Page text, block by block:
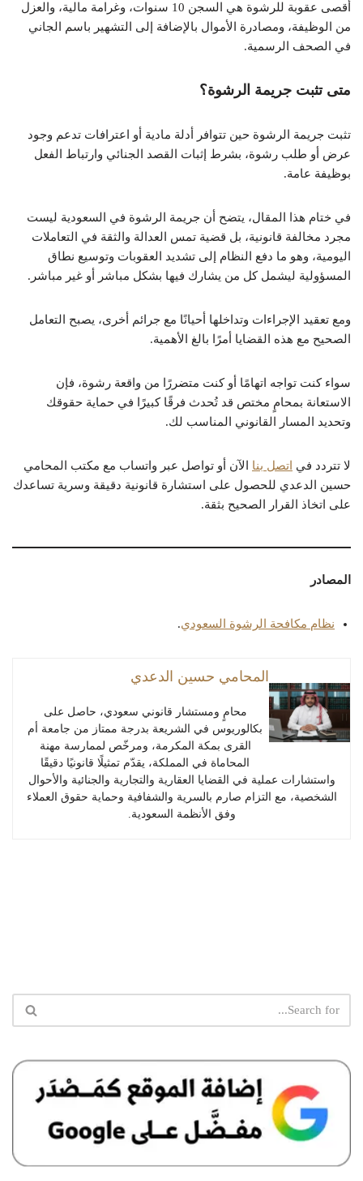
أقصى عقوبة للرشوة هي السجن 10 سنوات، وغرامة مالية، والعزل
من الوظيفة، ومصادرة الأموال بالإضافة إلى التشهير باسم الجاني
في الصحف الرسمية.
متى تثبت جريمة الرشوة؟
تثبت جريمة الرشوة حين تتوافر أدلة مادية أو اعترافات تدعم وجود
عرض أو طلب رشوة، بشرط إثبات القصد الجنائي وارتباط الفعل
بوظيفة عامة.
في ختام هذا المقال، يتضح أن جريمة الرشوة في السعودية ليست
مجرد مخالفة قانونية، بل قضية تمس العدالة والثقة في التعاملات
اليومية، وهو ما دفع النظام إلى تشديد العقوبات وتوسيع نطاق
المسؤولية ليشمل كل من يشارك فيها بشكل مباشر أو غير مباشر.
ومع تعقيد الإجراءات وتداخلها أحيانًا مع جرائم أخرى، يصبح التعامل
الصحيح مع هذه القضايا أمرًا بالغ الأهمية.
سواء كنت تواجه اتهامًا أو كنت متضررًا من واقعة رشوة، فإن
الاستعانة بمحامٍ مختص قد تُحدث فرقًا كبيرًا في حماية حقوقك
وتحديد المسار القانوني المناسب لك.
لا تتردد في اتصل بنا الآن أو تواصل عبر واتساب مع مكتب المحامي
حسين الدعدي للحصول على استشارة قانونية دقيقة وسرية تساعدك
على اتخاذ القرار الصحيح بثقة.
المصادر
نظام مكافحة الرشوة السعودي.
المحامي حسين الدعدي
محامٍ ومستشار قانوني سعودي، حاصل على
بكالوريوس في الشريعة بدرجة ممتاز من جامعة أم
القرى بمكة المكرمة، ومرخّص لممارسة مهنة
المحاماة في المملكة، يقدّم تمثيلًا قانونيًا دقيقًا
واستشارات عملية في القضايا العقارية والتجارية والجنائية والأحوال
الشخصية، مع التزام صارم بالسرية والشفافية وحماية حقوق العملاء
وفق الأنظمة السعودية.